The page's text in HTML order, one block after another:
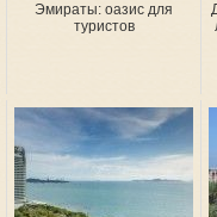
Эмираты: оазис для
туристов